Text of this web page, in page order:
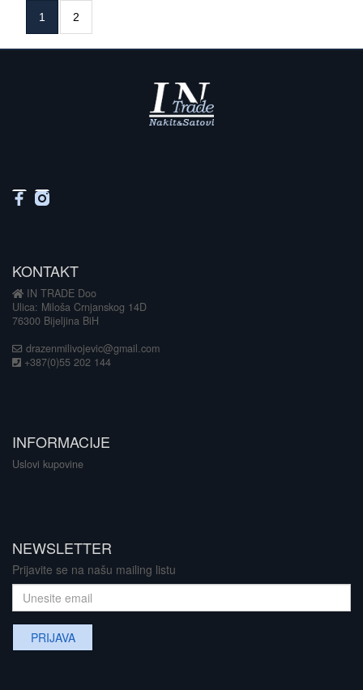
1 2
KONTAKT
IN TRADE Doo
Ulica: Miloša Crnjanskog 14D
76300 Bijeljina BiH
drazenmilivojevic@gmail.com
+387(0)55 202 144
INFORMACIJE
Uslovi kupovine
NEWSLETTER
Prijavite se na našu mailing listu
PRIJAVA